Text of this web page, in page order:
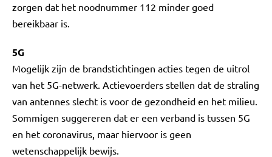
zorgen dat het noodnummer 112 minder goed
bereikbaar is.
5G
Mogelijk zijn de brandstichtingen acties tegen de uitrol
van het 5G-netwerk. Actievoerders stellen dat de straling
van antennes slecht is voor de gezondheid en het milieu.
Sommigen suggereren dat er een verband is tussen 5G
en het coronavirus, maar hiervoor is geen
wetenschappelijk bewijs.